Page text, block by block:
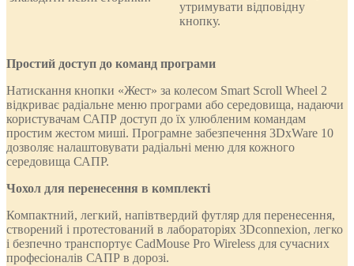
утримувати відповідну
кнопку.
Простий доступ до команд програми
Натискання кнопки «Жест» за колесом Smart Scroll Wheel 2
відкриває радіальне меню програми або середовища, надаючи
користувачам САПР доступ до їх улюбленим командам
простим жестом миші. Програмне забезпечення 3DxWare 10
дозволяє налаштовувати радіальні меню для кожного
середовища САПР.
Чохол для перенесення в комплекті
Компактний, легкий, напівтвердий футляр для перенесення,
створений і протестований в лабораторіях 3Dconnexion, легко
і безпечно транспортує CadMouse Pro Wireless для сучасних
професіоналів САПР в дорозі.